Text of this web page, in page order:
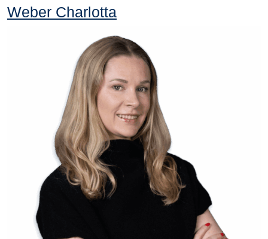
Weber Charlotta